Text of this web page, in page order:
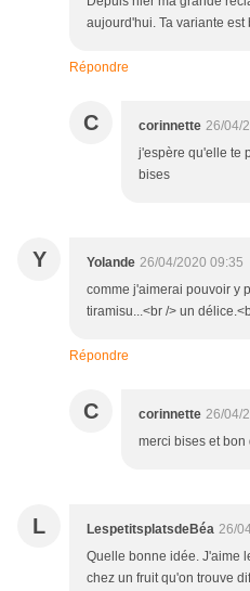
aujourd'hui. Ta variante
Répondre
C corinnette 26/04/
j'espère qu'elle te
bises
Y Yolande 26/04/2020 09:35
comme j'aimerai pouvoir y
tiramisu...<br /> un
Répondre
C corinnette 26/04/
merci bises et bon
L LespetitsplatsdeBéa 26/
Quelle bonne idée. J'aime
chez un fruit qu'on trouve